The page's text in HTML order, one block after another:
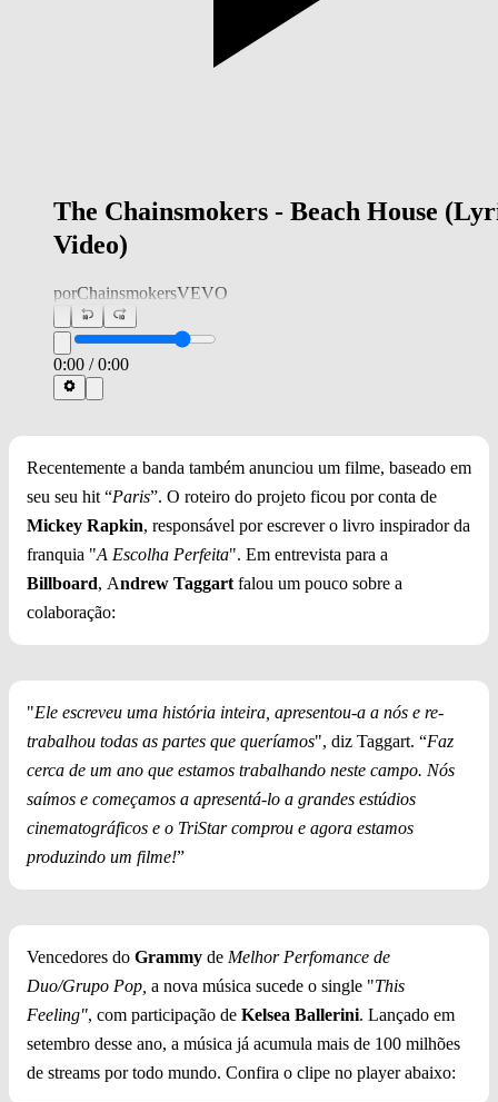
The Chainsmokers - Beach House
Video)
porChainsmokersVEVO
0:00 /0:00
Recentemente a banda também anunciou um filme, baseado em
seu seu hit “Paris”. O roteiro do projeto ficou por conta de
Mickey Rapkin, responsável por escrever o livro inspirador da
franquia "A Escolha Perfeita". Em entrevista para a
Billboard, Andrew Taggart falou um pouco sobre a
colaboração:
"Ele escreveu uma história inteira, apresentou-a a nós e re-
trabalhou todas as partes que queríamos", diz Taggart. “Faz
cerca de um ano que estamos trabalhando neste campo. Nós
saímos e começamos a apresentá-lo a grandes estúdios
cinematográficos e o TriStar comprou e agora estamos
produzindo um filme!”
Vencedores do Grammy de Melhor Perfomance de
Duo/Grupo Pop, a nova música sucede o single "This
Feeling", com participação de Kelsea Ballerini. Lançado em
setembro desse ano, a música já acumula mais de 100 milhões
de streams por todo mundo. Confira o clipe no player abaixo: